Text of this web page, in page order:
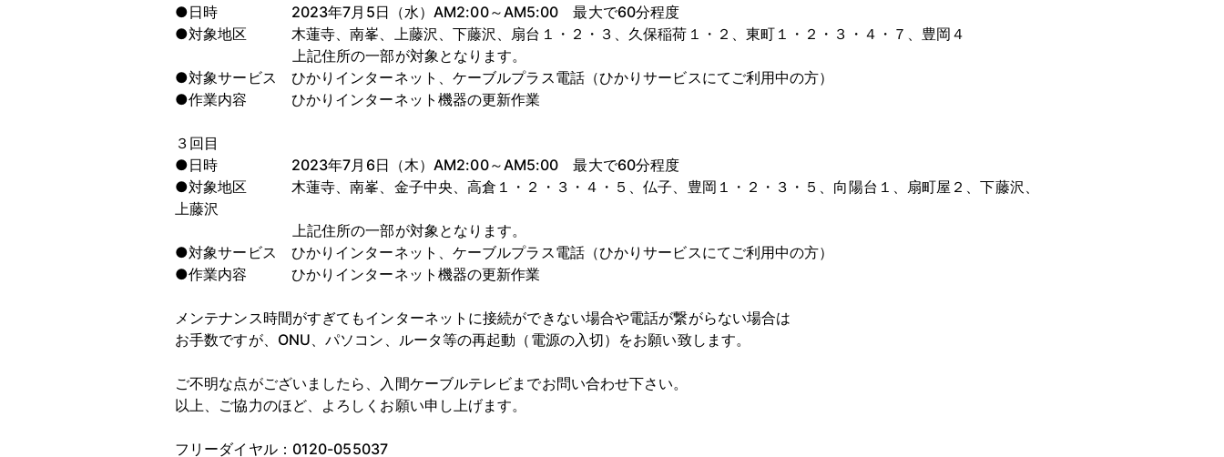
●日時 2023年7月5日（水）AM2:00～AM5:00 最大で60分程度
●対象地区 木蓮寺、南峯、上藤沢、下藤沢、扇台１・２・３、久保稲荷１・２、東町１・２・３・４・７、豊岡４
上記住所の一部が対象となります。
●対象サービス ひかりインターネット、ケーブルプラス電話（ひかりサービスにてご利用中の方）
●作業内容 ひかりインターネット機器の更新作業
３回目
●日時 2023年7月6日（木）AM2:00～AM5:00 最大で60分程度
●対象地区 木蓮寺、南峯、金子中央、高倉１・２・３・４・５、仏子、豊岡１・２・３・５、向陽台１、扇町屋２、下藤沢、
上藤沢
上記住所の一部が対象となります。
●対象サービス ひかりインターネット、ケーブルプラス電話（ひかりサービスにてご利用中の方）
●作業内容 ひかりインターネット機器の更新作業
メンテナンス時間がすぎてもインターネットに接続ができない場合や電話が繋がらない場合は
お手数ですが、ONU、パソコン、ルータ等の再起動（電源の入切）をお願い致します。
ご不明な点がございましたら、入間ケーブルテレビまでお問い合わせ下さい。
以上、ご協力のほど、よろしくお願い申し上げます。
フリーダイヤル：0120-055037